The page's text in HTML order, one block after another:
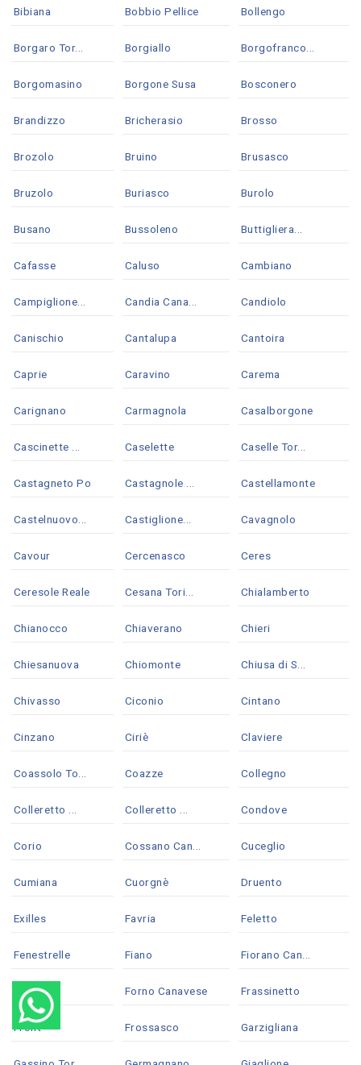
Bibiana Bobbio Pellice Bollengo
Borgaro Tor... Borgiallo Borgofranco...
Borgomasino Borgone Susa Bosconero
Brandizzo Bricherasio Brosso
Brozolo Bruino Brusasco
Bruzolo Buriasco Burolo
Busano Bussoleno Buttigliera...
Cafasse Caluso Cambiano
Campiglione... Candia Cana... Candiolo
Canischio Cantalupa Cantoira
Caprie Caravino Carema
Carignano Carmagnola Casalborgone
Cascinette ... Caselette Caselle Tor...
Castagneto Po Castagnole ... Castellamonte
Castelnuovo... Castiglione... Cavagnolo
Cavour Cercenasco Ceres
Ceresole Reale Cesana Tori... Chialamberto
Chianocco Chiaverano Chieri
Chiesanuova Chiomonte Chiusa di S...
Chivasso Ciconio Cintano
Cinzano Ciriè Claviere
Coassolo To... Coazze Collegno
Colleretto ... Colleretto ... Condove
Corio Cossano Can... Cuceglio
Cumiana Cuorgnè Druento
Exilles Favria Feletto
Fenestrelle Fiano Fiorano Can...
Foglizzo Forno Canavese Frassinetto
Front Frossasco Garzigliana